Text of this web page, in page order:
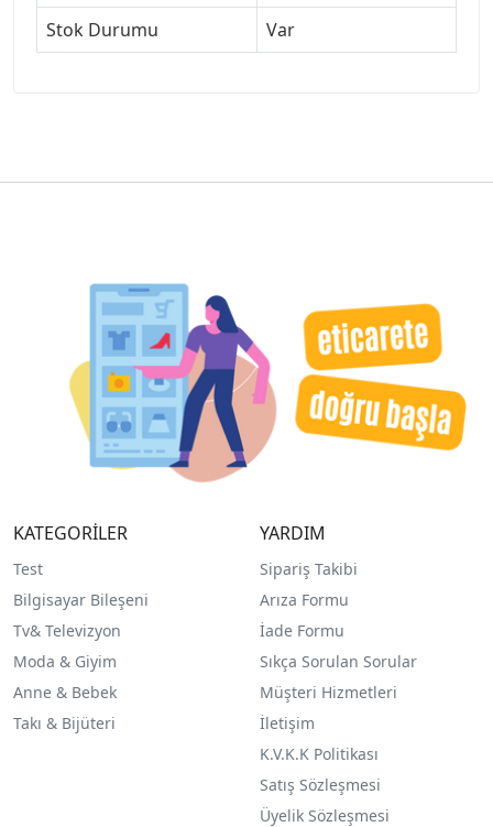
Stok Durumu
Var
KATEGORİLER
Test
Bilgisayar Bileşeni
Tv& Televizyon
Moda & Giyim
Anne & Bebek
Takı & Bijüteri
YARDIM
Sipariş Takibi
Arıza Formu
İade Formu
Sıkça Sorulan Sorular
Müşteri Hizmetleri
İletişim
K.V.K.K Politikası
Satış Sözleşmesi
Üyelik Sözleşmesi